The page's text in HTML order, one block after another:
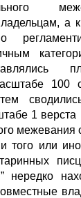
а
1 верста
межевания
того или
нередко